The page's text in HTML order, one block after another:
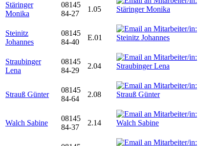
Stäringer
Monika
08145
84-27
1.05
Steinitz
Johannes
08145
84-40
E.01
Straubinger
Lena
08145
84-29
2.04
Strauß Günter
08145
84-64
2.08
Walch Sabine
08145
84-37
2.14